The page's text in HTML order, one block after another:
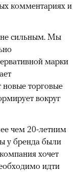
комментариях и
сильным. Мы
марки
торговые
вокруг
чем 20-летним
у бренда были
хочет
идти